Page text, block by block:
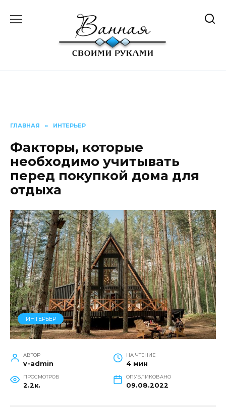
ГЛАВНАЯ » ИНТЕРЬЕР
Факторы, которые
необходимо учитывать
перед покупкой дома для
отдыха
ИНТЕРЬЕР
АВТОР
v-admin
НА ЧТЕНИЕ
4 мин
ПРОСМОТРОВ
2.2к.
ОПУБЛИКОВАНО
09.08.2022